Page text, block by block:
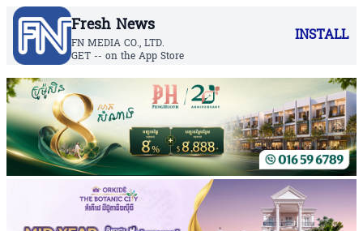
Fresh News
FN MEDIA CO., LTD.
GET -- on the App Store
INSTALL